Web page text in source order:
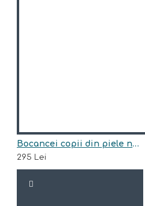
Bocancei copii din piele naturala model HUNTER-BLU
295 Lei